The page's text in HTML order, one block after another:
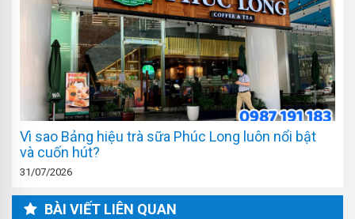
Vì sao Bảng hiệu trà sữa Phúc Long luôn nổi bật
và cuốn hút?
31/07/2026
BÀI VIẾT LIÊN QUAN